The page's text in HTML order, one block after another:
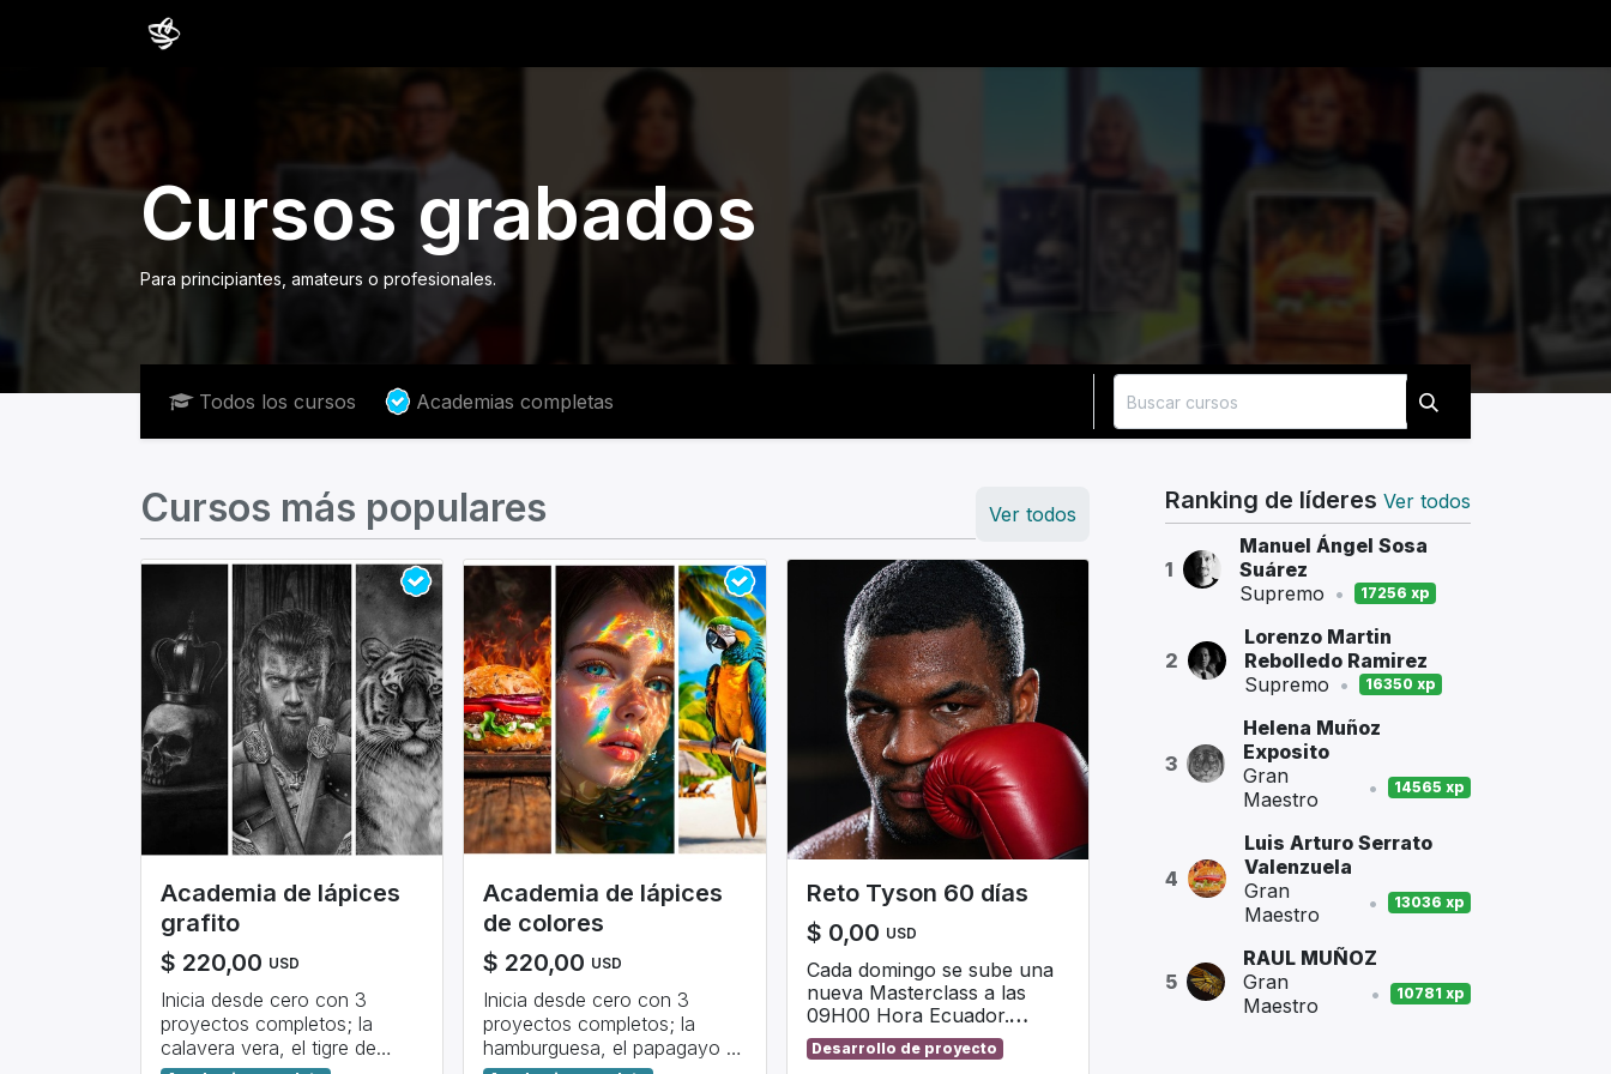
Cursos grabados
Para principiantes, amateurs o profesionales.
Todos los cursos Academias completas
Ver todos
Ranking de líderes
1
Manuel Ángel Sosa
Suárez
Supremo • 17256 xp
2
Lorenzo Martin
Rebolledo Ramirez
Supremo • 16350 xp
3
Helena Muñoz
Exposito
Gran
Maestro
• 14565 xp
4
Luis Arturo Serrato
Valenzuela
Gran
Maestro
• 13036 xp
5
RAUL MUÑOZ
Gran
Maestro
• 10781 xp
Ver to​​​​​​dos
Cursos más populares
Academia de lápices
grafito
$ 220,00 USD
Inicia desde cero con 3
proyectos completos; la
calavera vera, el tigre de
Academia de lápices
de colores
$ 220,00 USD
Inicia desde cero con 3
proyectos completos; la
hamburguesa, el papagayo y
Reto Tyson 60 días
$ 0,00 USD
Cada domingo se sube una
nueva Masterclass a las
09H00 Hora Ecuador.
Finaliza este curso gratis
antes dela fecha límite.
Inicia:31 de Mayo de
Desarrollo de proyecto